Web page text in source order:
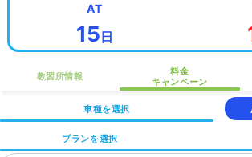
AT
15 日
教習所情報
料金
キャンペーン
車種を選択
プランを選択